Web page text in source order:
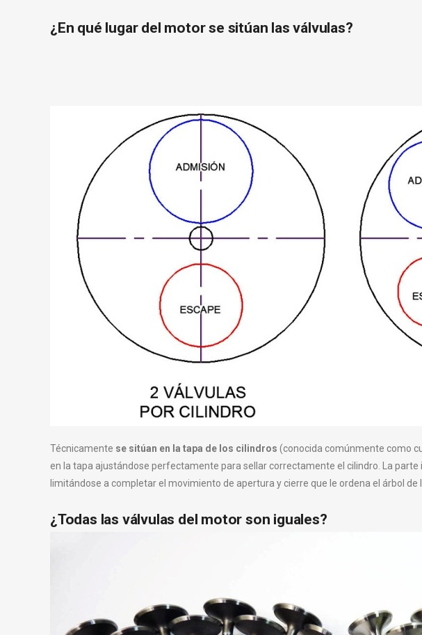
¿En qué lugar del motor se sitúan las válvulas?
Técnicamente se sitúan en la tapa de los cilindros (conocida comúnmente como
en la tapa ajustándose perfectamente para sellar correctamente el cilindro. La
limitándose a completar el movimiento de apertura y cierre que le ordena el árbol de
¿Todas las válvulas del motor son iguales?